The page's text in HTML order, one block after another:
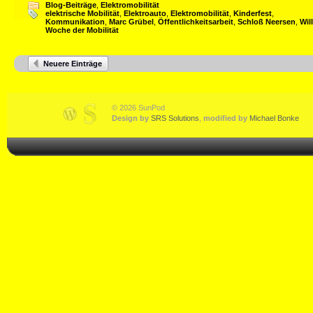
Blog-Beiträge Elektromobilität
elektrische Mobilität Elektroauto Elektromobilität Kinderfest
Kommunikation Marc Grübel Öffentlichkeitsarbeit Schloß Neersen
Woche der Mobilität
Neuere Einträge
© 2026 SunPod
Design by SRS Solutions modified by Michael Bonke